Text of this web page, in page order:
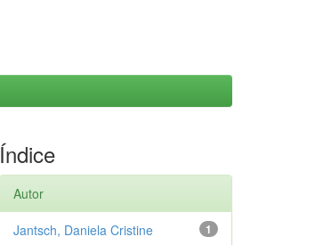
Índice
Autor
1
Jantsch, Daniela Cristine